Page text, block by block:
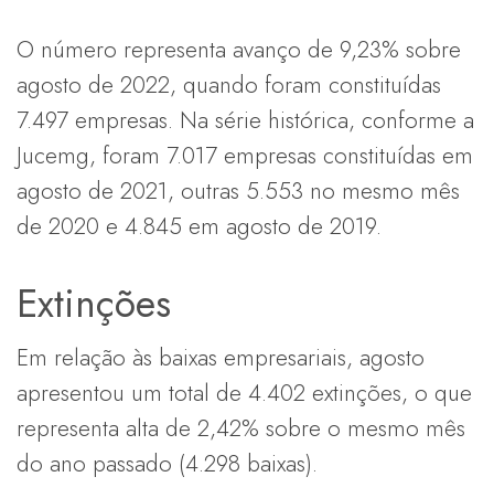
O número representa avanço de 9,23% sobre
agosto de 2022, quando foram constituídas
7.497 empresas. Na série histórica, conforme a
Jucemg, foram 7.017 empresas constituídas em
agosto de 2021, outras 5.553 no mesmo mês
de 2020 e 4.845 em agosto de 2019.
Extinções
Em relação às baixas empresariais, agosto
apresentou um total de 4.402 extinções, o que
representa alta de 2,42% sobre o mesmo mês
do ano passado (4.298 baixas).